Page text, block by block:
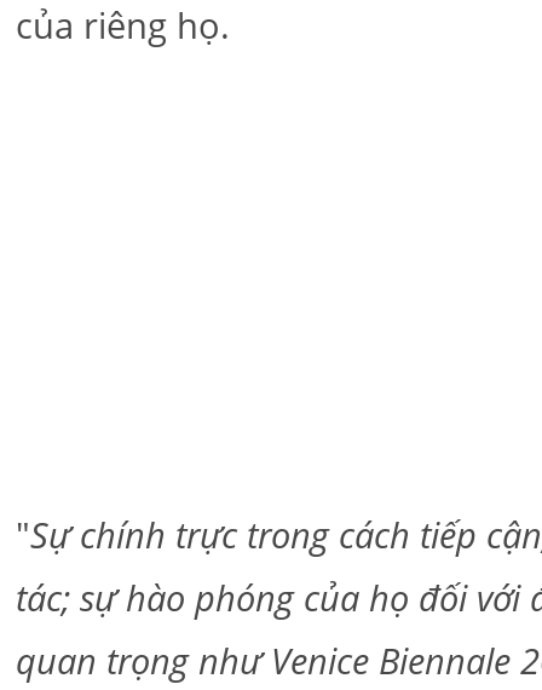
của riêng họ.
"Sự chính trực trong cách tiếp
tác; sự hào phóng của họ đối với
quan trọng như Venice Biennale